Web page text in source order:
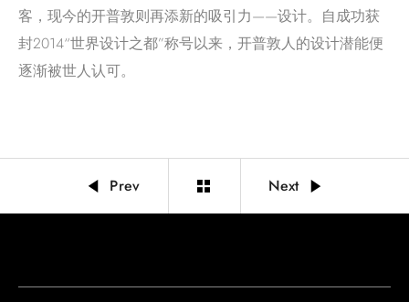
客，现今的开普敦则再添新的吸引力——设计。自成功获
封2014“世界设计之都”称号以来，开普敦人的设计潜能便
逐渐被世人认可。
Prev Next